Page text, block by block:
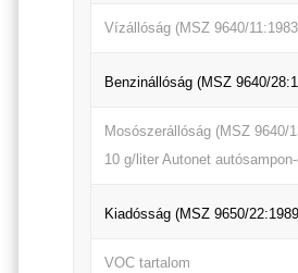
Vízállóság (MSZ 9640/
Benzinállóság (MSZ 9640/
Mosószerállóság (MSZ 9640/
10 g/liter Autonet
Kiadósság (MSZ 9650/
VOC tartalom